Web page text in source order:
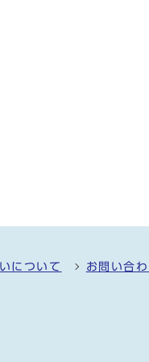
について お問い合